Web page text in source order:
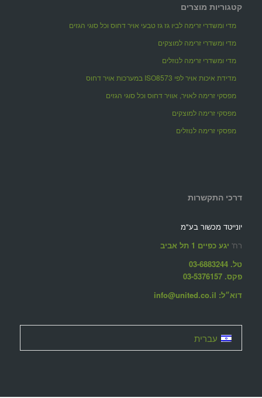
קטגוריות מוצרים
מדי ומשדרי זרימה לביו גז גז טבעי אויר דחוס וכל סוגי הגזים
מדי ומשדרי זרימה למוצקים
מדי ומשדרי זרימה לנוזלים
מדידת איכות אויר לפי ISO8573 במערכות אויר דחוס
מפסקי זרימה לאויר, אוויר דחוס וכל סוגי הגזים
מפסקי זרימה למוצקים
מפסקי זרימה לנוזלים
דרכי התקשרות
יונייטד מכשור בע"מ
רח' יגע כפיים 1 תל אביב
טל. 03-6883244
פקס. 03-5376157
דוא״ל: info@united.co.il
עברית